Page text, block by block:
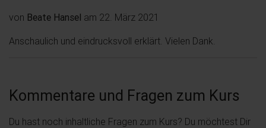
von Beate Hansel am 22. März 2021
Anschaulich und eindrucksvoll erklärt. Vielen Dank.
Kommentare und Fragen zum Kurs
Du hast noch inhaltliche Fragen zum Kurs? Du möchtest Dir